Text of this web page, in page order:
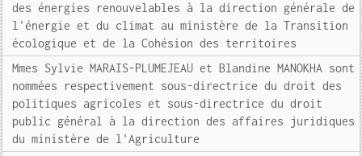
des énergies renouvelables à la direction générale de
l'énergie et du climat au ministère de la Transition
écologique et de la Cohésion des territoires
Mmes Sylvie MARAIS-PLUMEJEAU et Blandine MANOKHA sont
nommées respectivement sous-directrice du droit des
politiques agricoles et sous-directrice du droit
public général à la direction des affaires juridiques
du ministère de l'Agriculture